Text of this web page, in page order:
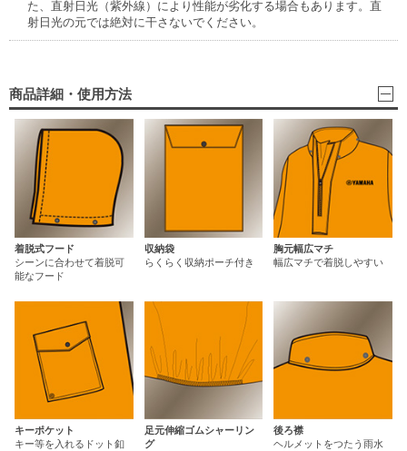
た、直射日光（紫外線）により性能が劣化する場合もあります。直
射日光の元では絶対に干さないでください。
商品詳細・使用方法
着脱式フード
シーンに合わせて着脱可
能なフード
収納袋
らくらく収納ポーチ付き
胸元幅広マチ
幅広マチで着脱しやすい
キーポケット
キー等を入れるドット釦
足元伸縮ゴムシャーリン
グ
後ろ襟
ヘルメットをつたう雨水